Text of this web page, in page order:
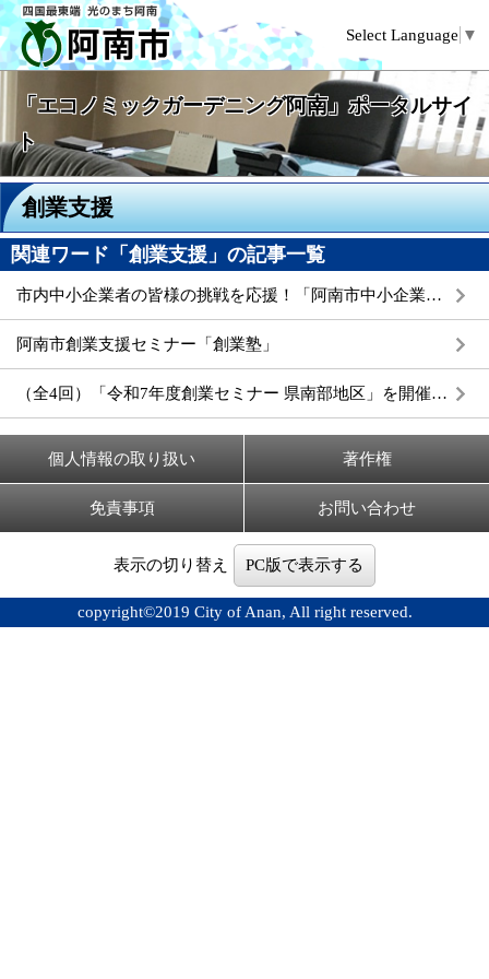
Select Language ▼
「エコノミックガーデニング阿南」ポータルサイ
ト
創業支援
関連ワード「創業支援」の記事一覧
市内中小企業者の皆様の挑戦を応援！「阿南市中小企業等振興支援補助金」のご案内
阿南市創業支援セミナー「創業塾」
（全4回）「令和7年度創業セミナー 県南部地区」を開催します
個人情報の取り扱い 著作権
免責事項 お問い合わせ
表示の切り替え PC版で表示する
copyright©2019 City of Anan, All right reserved.